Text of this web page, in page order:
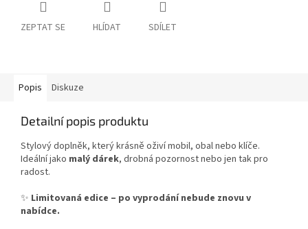
ZEPTAT SE HLÍDAT SDÍLET
Popis Diskuze
Detailní popis produktu
Stylový doplněk, který krásně oživí mobil, obal nebo klíče.
Ideální jako malý dárek, drobná pozornost nebo jen tak pro
radost.
✨ Limitovaná edice – po vyprodání nebude znovu v
nabídce.